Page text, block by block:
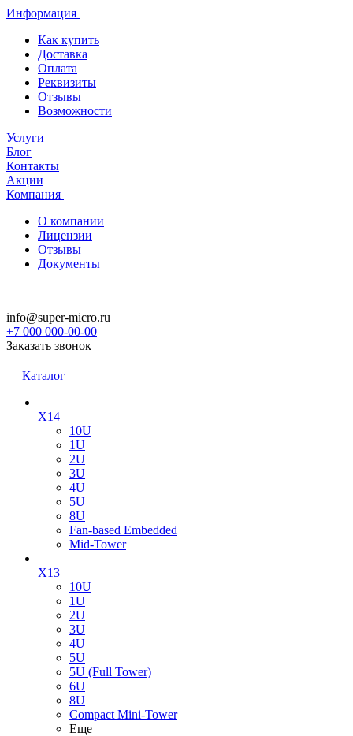
Информация
Как купить
Доставка
Оплата
Реквизиты
Отзывы
Возможности
Услуги
Блог
Контакты
Акции
Компания
О компании
Лицензии
Отзывы
Документы
info@super-micro.ru
+7 000 000-00-00
Заказать звонок
Каталог
X14
10U
1U
2U
3U
4U
5U
8U
Fan-based Embedded
Mid-Tower
X13
10U
1U
2U
3U
4U
5U
5U (Full Tower)
6U
8U
Compact Mini-Tower
Еще